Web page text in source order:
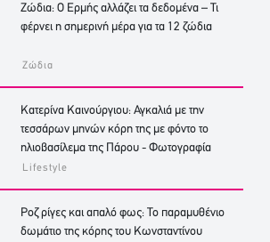
Ζώδια: Ο Ερμής αλλάζει τα δεδομένα – Τι
φέρνει η σημερινή μέρα για τα 12 ζώδια
Ζώδια
Κατερίνα Καινούργιου: Αγκαλιά με την
τεσσάρων μηνών κόρη της με φόντο το
ηλιοβασίλεμα της Πάρου - Φωτογραφία
Lifestyle
Ροζ ρίγες και απαλό φως: Το παραμυθένιο
δωμάτιο της κόρης του Κωνσταντίνου